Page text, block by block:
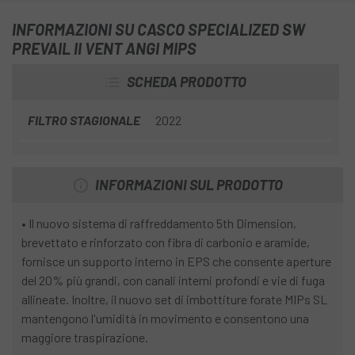
II originale.
INFORMAZIONI SU CASCO SPECIALIZED SW
PREVAIL II VENT ANGI MIPS
SCHEDA PRODOTTO
FILTRO STAGIONALE 2022
INFORMAZIONI SUL PRODOTTO
• Il nuovo sistema di raffreddamento 5th Dimension,
brevettato e rinforzato con fibra di carbonio e aramide,
fornisce un supporto interno in EPS che consente aperture
del 20% più grandi, con canali interni profondi e vie di fuga
allineate. Inoltre, il nuovo set di imbottiture forate MIPs SL
mantengono l'umidità in movimento e consentono una
maggiore traspirazione.